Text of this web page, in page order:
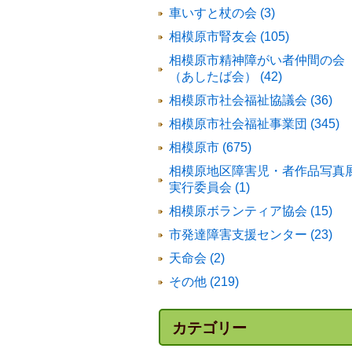
車いすと杖の会 (3)
相模原市腎友会 (105)
相模原市精神障がい者仲間の会
（あしたば会） (42)
相模原市社会福祉協議会 (36)
相模原市社会福祉事業団 (345)
相模原市 (675)
相模原地区障害児・者作品写真
実行委員会 (1)
相模原ボランティア協会 (15)
市発達障害支援センター (23)
天命会 (2)
その他 (219)
カテゴリー